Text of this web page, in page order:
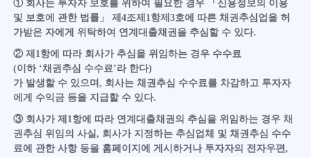
① 회사는 투자자 보호를 위하여 필요한 경우 「신용정보의 이용
및 보호에 관한 법률」 제4조제1항제3호에 따른 채권추심업을 허
가받은 자에게 위탁하여 연계대출채권을 추심할 수 있다.
② 제1항에 따라 회사가 추심을 위임하는 경우 수수료
(이하 ‘채권추심 수수료’라 한다)
가 발생할 수 있으며, 회사는 채권추심 수수료를 차감하고 투자자
에게 수익금 등을 지급할 수 있다.
③ 회사가 제1항에 따라 연계대출채권의 추심을 위임하는 경우 채
권추심 위임의 사실, 회사가 지정하는 추심업체 및 채권추심 수수
료에 관한 사항 등을 홈페이지에 게시하거나 투자자의 전자우편,